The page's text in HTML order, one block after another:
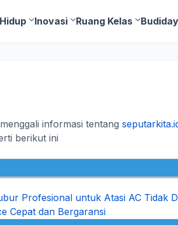
Inovasi Ruang Kelas
informasi tentang
berikut ini
Profesional untuk Atasi AC Tidak
Cepat dan Bergaransi